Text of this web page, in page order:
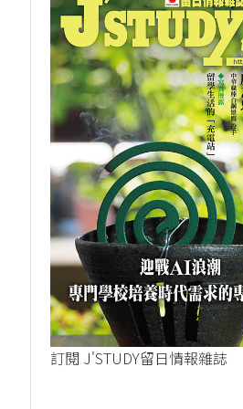
訂閱 J'STUDY留日情報雜誌